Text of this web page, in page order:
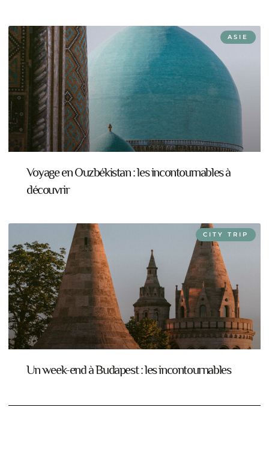
ASIE
Voyage en Ouzbékistan : les incontournables à
découvrir
CITY TRIP
Un week-end à Budapest : les incontournables